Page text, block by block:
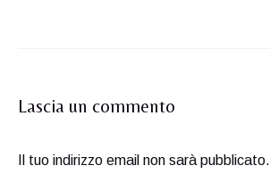
Lascia un commento
Il tuo indirizzo email non sarà pubblicato.